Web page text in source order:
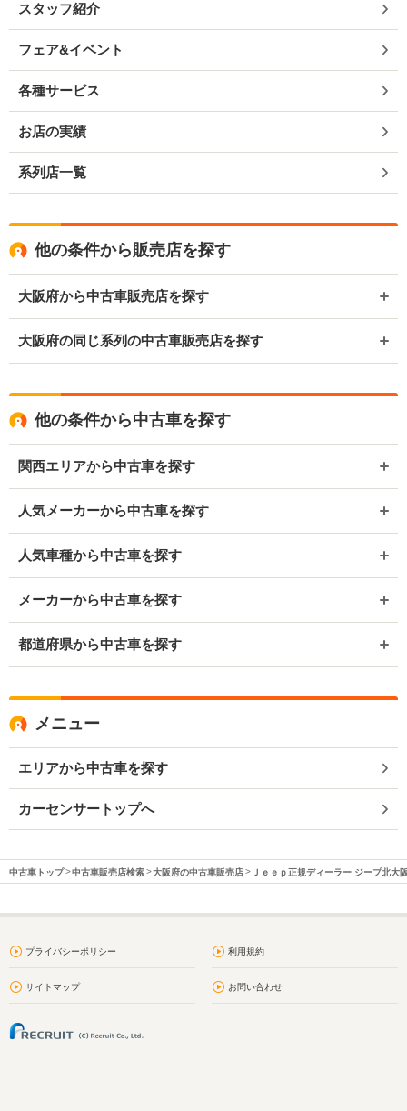
スタッフ紹介
フェア&イベント
各種サービス
お店の実績
系列店一覧
他の条件から販売店を探す
大阪府から中古車販売店を探す
大阪府の同じ系列の中古車販売店を探す
他の条件から中古車を探す
関西エリアから中古車を探す
人気メーカーから中古車を探す
人気車種から中古車を探す
メーカーから中古車を探す
都道府県から中古車を探す
メニュー
エリアから中古車を探す
カーセンサートップへ
中古車トップ 中古車販売店検索 大阪府の中古車販売店 Ｊｅｅｐ正規ディーラー ジープ北大
プライバシーポリシー 利用規約
サイトマップ お問い合わせ